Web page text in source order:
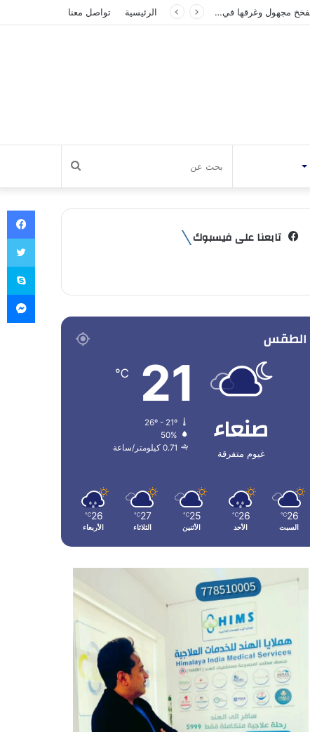
الرئيسية تواصل معنا
عن
تابعنا على فيسبوك
الطقس
صنعاء
غيوم متفرقة
21
℃
26º - 21º
50%
0.71 كيلومتر/ساعة
26
℃
السبت
26
℃
الأحد
25
℃
الأثنين
27
℃
الثلاثاء
26
℃
الأربعاء